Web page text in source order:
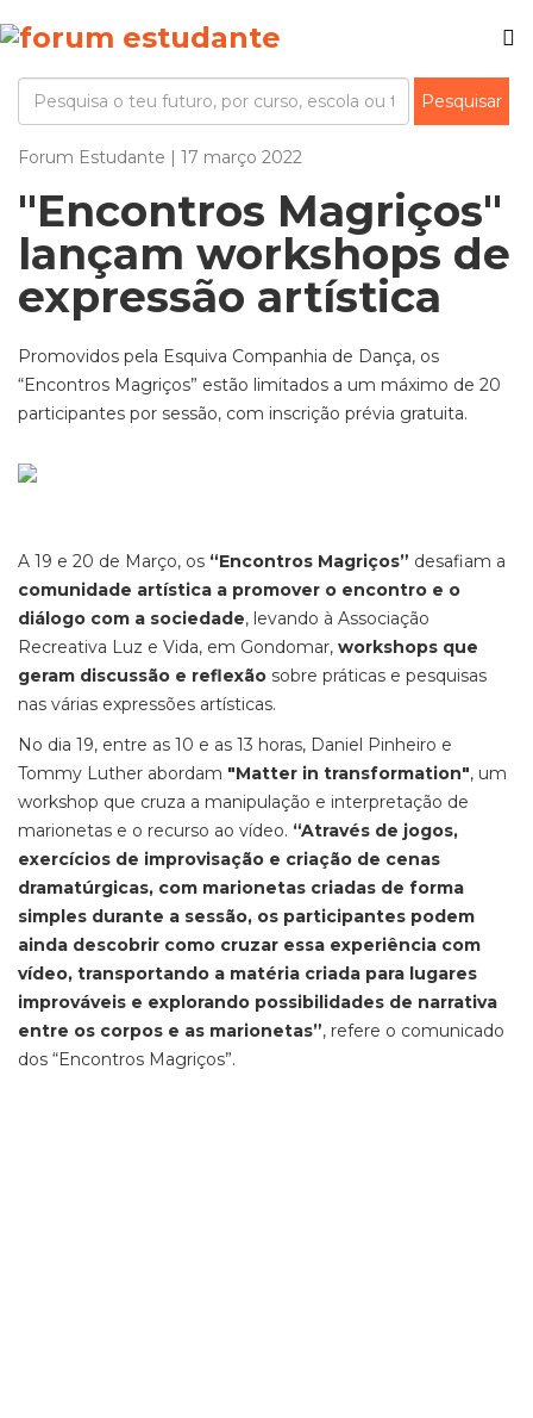
Forum Estudante | 17 março 2022
"Encontros Magriços"
lançam workshops de
expressão artística
Promovidos pela Esquiva Companhia de Dança, os
“Encontros Magriços” estão limitados a um máximo de 20
participantes por sessão, com inscrição prévia gratuita.
A 19 e 20 de Março, os “Encontros Magriços” desafiam a
comunidade artística a promover o encontro e o
diálogo com a sociedade, levando à Associação
Recreativa Luz e Vida, em Gondomar, workshops que
geram discussão e reflexão sobre práticas e pesquisas
nas várias expressões artísticas.
No dia 19, entre as 10 e as 13 horas, Daniel Pinheiro e
Tommy Luther abordam "Matter in transformation", um
workshop que cruza a manipulação e interpretação de
marionetas e o recurso ao vídeo. “Através de jogos,
exercícios de improvisação e criação de cenas
dramatúrgicas, com marionetas criadas de forma
simples durante a sessão, os participantes podem
ainda descobrir como cruzar essa experiência com
vídeo, transportando a matéria criada para lugares
improváveis e explorando possibilidades de narrativa
entre os corpos e as marionetas”, refere o comunicado
dos “Encontros Magriços”.